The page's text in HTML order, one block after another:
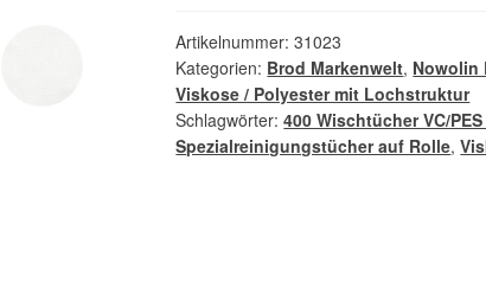
Artikelnummer:31023
Kategorien: Brod Markenwelt, Nowolin
Viskose / Polyester mit Lochstruktur
Schlagwörter:400 Wischtücher VC/
Spezialreinigungstücher auf Rolle,